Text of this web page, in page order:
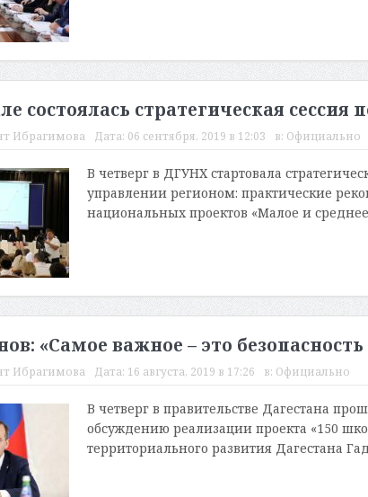
состоялась стратегическая
Ибрагимова Дата: 06 сентября, 2019 в 12:03 в: Официально
В четверг в ДГУНХ стартовала
управлении регионом: практические
национальных проектов «Малое и
«Самое важное – это безопасность
Ибрагимова Дата: 16 августа, 2019 в 17:26 в: Официально
В четверг в правительстве Дагестана
обсуждению реализации проекта «150
территориального развития Дагестана